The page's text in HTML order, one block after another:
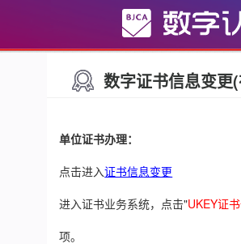
数字证书信息变更
单位证书办理：
点击进入证书信息变更
进入证书业务系统，点击"UKEY证
项。